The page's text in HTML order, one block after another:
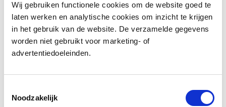
Wij gebruiken functionele cookies om de website goed te
laten werken en analytische cookies om inzicht te krijgen
in het gebruik van de website. De verzamelde gegevens
worden niet gebruikt voor marketing- of
advertentiedoeleinden.
Noodzakelijk